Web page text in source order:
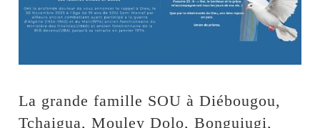
La grande famille SOU à Diébougou,
Tchaigua, Mouley Dolo, Bonguiugi,